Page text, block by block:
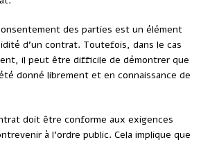
des parties est un élément
d’un contrat. Toutefois, dans le cas
il peut être difficile de démontrer que
donné librement et en connaissance de
doit être conforme aux exigences
à l’ordre public. Cela implique que